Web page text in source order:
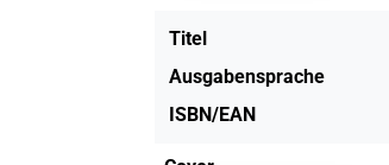
Titel
Ausgabensprache
ISBN/EAN